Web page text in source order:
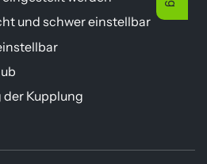
und schwer einstellbar
Kupplung